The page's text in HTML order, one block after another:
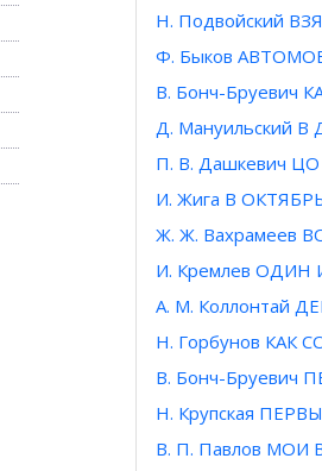
Н. Подвойский
Ф. Быков
В. Бонч-Бруевич
Д. Мануильский
П. B. Дашкевич
И. Жига В
Ж. Ж.
И. Кремлев
А. М. Коллонтай
Н. Горбунов КАК
В. Бонч-
Н. Крупская
В. П. Павлов